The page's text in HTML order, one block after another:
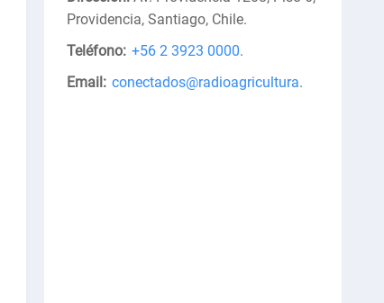
Providencia, Santiago, Chile.
Teléfono: +56 2 3923 0000.
Email: conectados@radioagricultura.